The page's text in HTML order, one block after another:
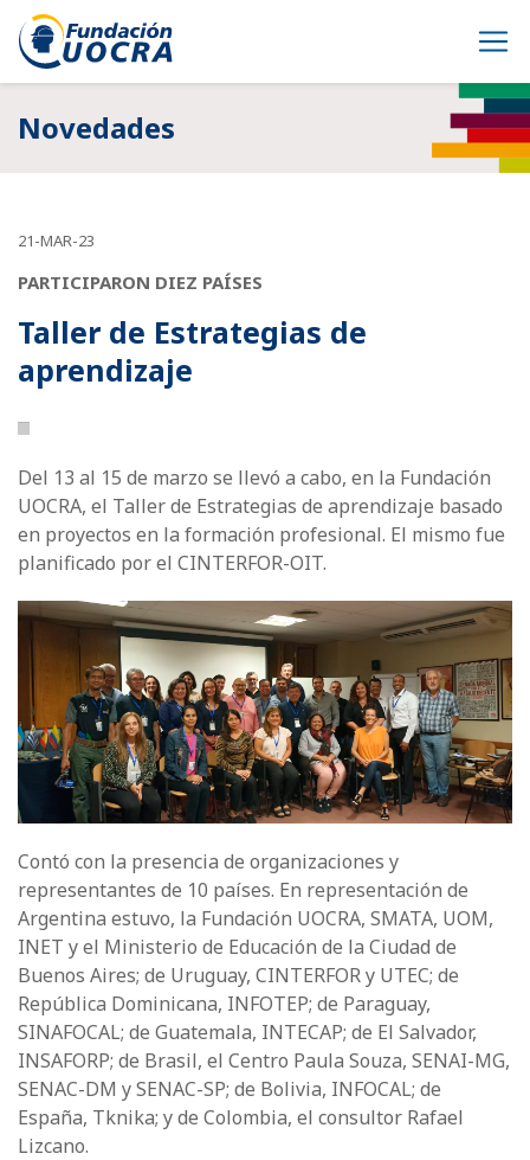
Novedades
21-MAR-23
PARTICIPARON DIEZ PAÍSES
Taller de Estrategias de
aprendizaje
Del 13 al 15 de marzo se llevó a cabo, en la Fundación
UOCRA, el Taller de Estrategias de aprendizaje basado
en proyectos en la formación profesional. El mismo fue
planificado por el CINTERFOR-OIT.
Contó con la presencia de organizaciones y
representantes de 10 países. En representación de
Argentina estuvo, la Fundación UOCRA, SMATA, UOM,
INET y el Ministerio de Educación de la Ciudad de
Buenos Aires; de Uruguay, CINTERFOR y UTEC; de
República Dominicana, INFOTEP; de Paraguay,
SINAFOCAL; de Guatemala, INTECAP; de El Salvador,
INSAFORP; de Brasil, el Centro Paula Souza, SENAI-MG,
SENAC-DM y SENAC-SP; de Bolivia, INFOCAL; de
España, Tknika; y de Colombia, el consultor Rafael
Lizcano.